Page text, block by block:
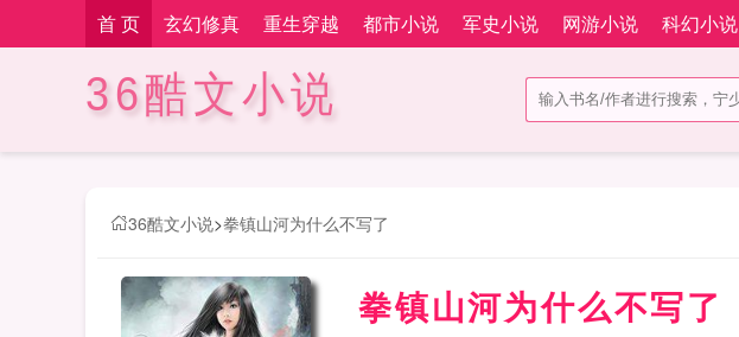
首 页 玄幻修真 重生穿越 都市小说 军史小说 网游小说 科幻小说
36酷文小说
36酷文小说>拳镇山河为什么不写了
拳镇山河为什么不写了